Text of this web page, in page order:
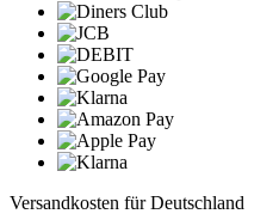
Versandkosten für Deutschland